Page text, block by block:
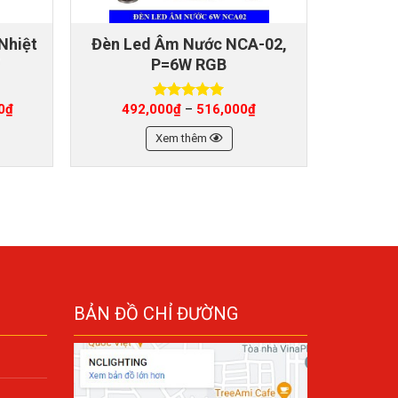
₫
Đèn Led Âm Nước NCA-02,
P=6W RGB
Được xếp
hạng5.00
5 sao
492,000₫ – 516,000₫
Xem thêm
BẢN ĐỒ CHỈ ĐƯỜNG